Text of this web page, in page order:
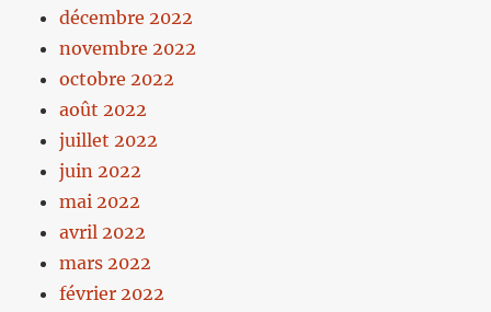
décembre 2022
novembre 2022
octobre 2022
août 2022
juillet 2022
juin 2022
mai 2022
avril 2022
mars 2022
février 2022